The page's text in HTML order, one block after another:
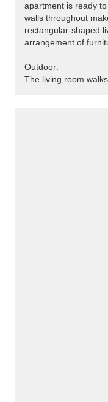
apartment is ready
walls throughout
rectangular-shaped
arrangement of
Outdoor:
The living room